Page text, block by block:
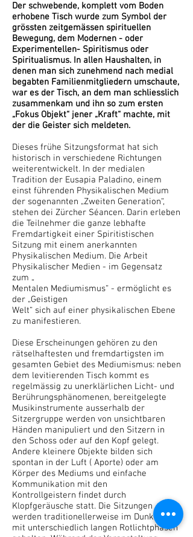
Der schwebende, komplett vom Boden
erhobene Tisch wurde zum Symbol der
grössten zeitgemässen spirituellen
Bewegung, dem Modernen - oder
Experimentellen- Spiritismus oder
Spiritualismus. In allen Haushalten, in
denen man sich zunehmend nach medial
begabten Familienmitgliedern umschaute,
war es der Tisch, an dem man schliesslich
zusammenkam und ihn so zum ersten
„Fokus Objekt“ jener „Kraft“ machte, mit
der die Geister sich meldeten.
Dieses frühe Sitzungsformat hat sich
historisch in verschiedene Richtungen
weiterentwickelt. In der medialen
Tradition der Eusapia Paladino, einem
einst führenden Physikalischen Medium
der sogenannten „Zweiten Generation“,
stehen dei Zürcher Séancen. Darin erleben
die Teilnehmer die ganze lebhafte
Fremdartigkeit einer Spiritistischen
Sitzung mit einem anerkannten
Physikalischen Medium. Die Arbeit
Physikalischer Medien - im Gegensatz
zum „
Mentalen Mediumismus“ - ermöglicht es
der „Geistigen
Welt“ sich auf einer physikalischen Ebene
zu manifestieren.
Diese Erscheinungen gehören zu den
rätselhaftesten und fremdartigsten im
gesamten Gebiet des Mediumismus: neben
dem levitierenden Tisch kommt es
regelmässig zu unerklärlichen Licht- und
Berührungsphänomenen, bereitgelegte
Musikinstrumente ausserhalb der
Sitzergruppe werden von unsichtbaren
Händen manipuliert und den Sitzern in
den Schoss oder auf den Kopf gelegt.
Andere kleinere Objekte bilden sich
spontan in der Luft ( Aporte) oder am
Körper des Mediums und einfache
Kommunikation mit den
Kontrollgeistern findet durch
Klopfgeräusche statt. Die Sitzungen
werden traditionellerweise im Dunkeln
mit unterschiedlich langen Rotlichtphasen